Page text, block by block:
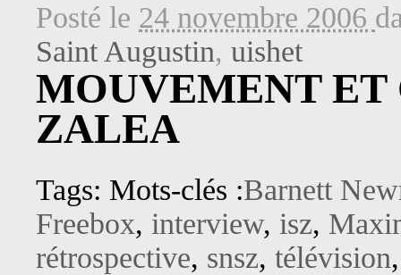
Posté le 24 novembre 2006
Saint Augustin, uishet
MOUVEMENT ET
ZALEA
Tags: Mots-clés :Barnett
Freebox, interview, isz,
rétrospective, snsz, télévision